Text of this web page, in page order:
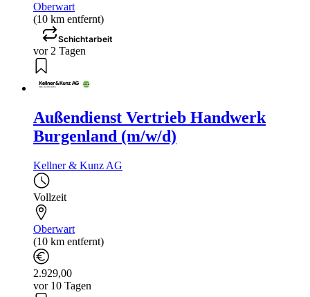
Oberwart
(10 km entfernt)
Schichtarbeit
vor 2 Tagen
Außendienst Vertrieb Handwerk
Burgenland (m/w/d)
Kellner & Kunz AG
Vollzeit
Oberwart
(10 km entfernt)
2.929,00
vor 10 Tagen